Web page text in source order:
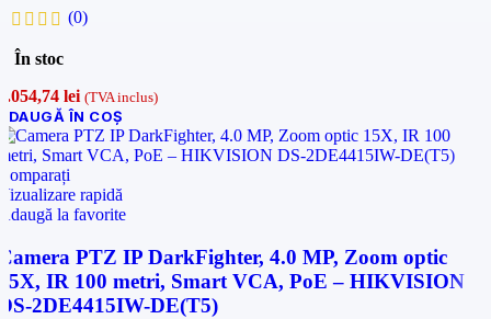
(0)
În stoc
lei (TVA inclus)
ÎN COȘ
rapidă
la favorite
PTZ IP DarkFighter, 4.0 MP, Zoom optic
IR 100 metri, Smart VCA, PoE – HIKVISION
2DE4415IW-DE(T5)